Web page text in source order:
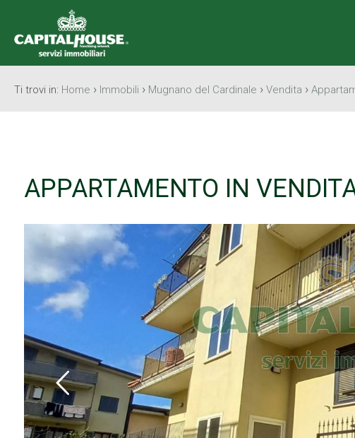
Ti trovi in: Home › Immobili › Mugnano del Cardinale › Vendita ›
APPARTAMENTO IN